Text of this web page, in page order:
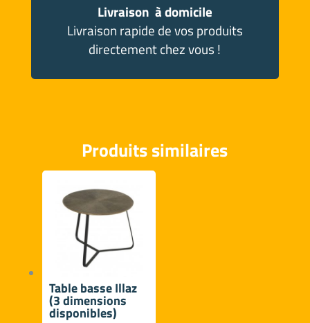
Livraison à domicile
Livraison rapide de vos produits
directement chez vous !
Produits similaires
Table basse Illaz
(3 dimensions
disponibles)